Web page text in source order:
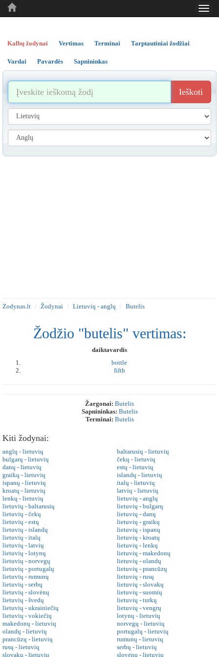
..
..
Kalbų žodynai Vertimas Terminai Tarptautiniai žodžiai
Vardai Pavardės Sapnininkas
Ieškoti
Zodynas.lt Žodynai Lietuvių - anglų Butelis
Žodžio "butelis" vertimas:
daiktavardis
bottle
fifth
Žargonai: Butelis
Sapnininkas: Butelis
Terminai: Butelis
Kiti žodynai:
anglų - lietuvių
baltarusių - lietuvių
bulgarų - lietuvių
čekų - lietuvių
danų - lietuvių
estų - lietuvių
graikų - lietuvių
islandų - lietuvių
ispanų - lietuvių
italų - lietuvių
kroatų - lietuvių
latvių - lietuvių
lenkų - lietuvių
lietuvių - anglų
lietuvių - baltarusių
lietuvių - bulgarų
lietuvių - čekų
lietuvių - danų
lietuvių - estų
lietuvių - graikų
lietuvių - islandų
lietuvių - ispanų
lietuvių - italų
lietuvių - kroatų
lietuvių - latvių
lietuvių - lenkų
lietuvių - lotynų
lietuvių - makedonų
lietuvių - norvegų
lietuvių - olandų
lietuvių - portugalų
lietuvių - prancūzų
lietuvių - rumunų
lietuvių - rusų
lietuvių - serbų
lietuvių - slovakų
lietuvių - slovėnų
lietuvių - suomių
lietuvių - švedų
lietuvių - turkų
lietuvių - ukrainiečių
lietuvių - vengrų
lietuvių - vokiečių
lotynų - lietuvių
makedonų - lietuvių
norvegų - lietuvių
olandų - lietuvių
portugalų - lietuvių
prancūzų - lietuvių
rumunų - lietuvių
rusų - lietuvių
serbų - lietuvių
slovakų - lietuvių
slovėnų - lietuvių